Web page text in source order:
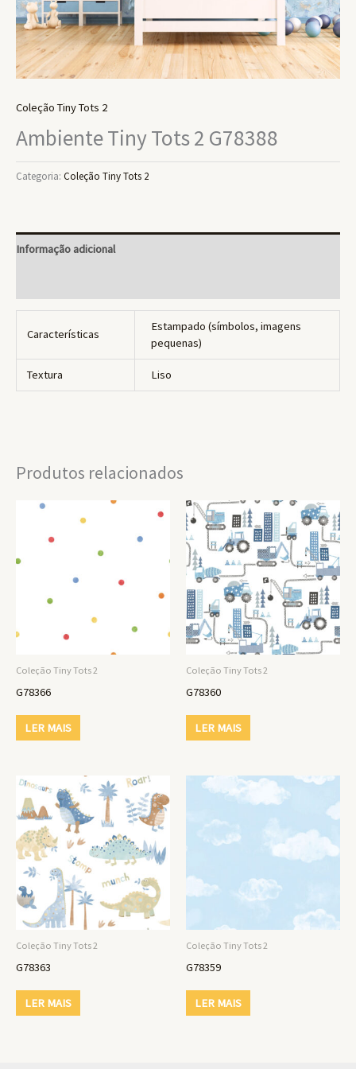
Coleção Tiny Tots 2
Ambiente Tiny Tots 2 G78388
Categoria: Coleção Tiny Tots 2
Informação adicional
Características
Estampado (símbolos, imagens
pequenas)
Textura Liso
Produtos relacionados
Coleção Tiny Tots 2
G78366
LER MAIS
Coleção Tiny Tots 2
G78360
LER MAIS
Coleção Tiny Tots 2
G78363
LER MAIS
Coleção Tiny Tots 2
G78359
LER MAIS